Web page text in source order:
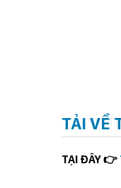
TẢI VỀ
TẠI ĐÂY 👉